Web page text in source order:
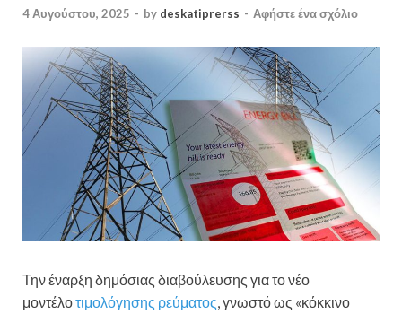
4 Αυγούστου, 2025 - by deskatiprerss - Αφήστε ένα σχόλιο
Την έναρξη δημόσιας διαβούλευσης για το νέο
μοντέλοτιμολόγησης ρεύματος , γνωστό ως «κόκκινο